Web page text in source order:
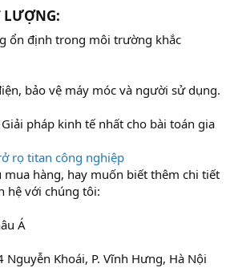
LƯỢNG:​
ổn định trong môi trường khắc
bảo vệ máy móc và người sử dụng.
pháp kinh tế nhất cho bài toán gia
rọ titan công nghiệp
mua hàng, hay muốn biết thêm chi tiết
hệ với chúng tôi:
Á
Khoái, P. Vĩnh Hưng, Hà Nội